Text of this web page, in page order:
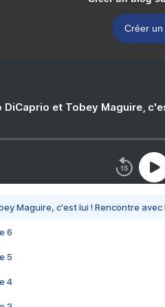
Créer un
DiCaprio et Tobey Maguire,
Maguire, c'est lui ! Rencontre
6
5
4